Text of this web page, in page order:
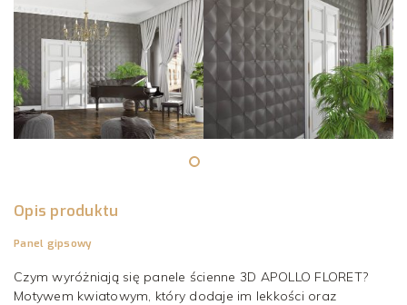
Opis produktu
Panel gipsowy
Czym wyróżniają się panele ścienne 3D APOLLO FLORET?
Motywem kwiatowym, który dodaje im lekkości oraz